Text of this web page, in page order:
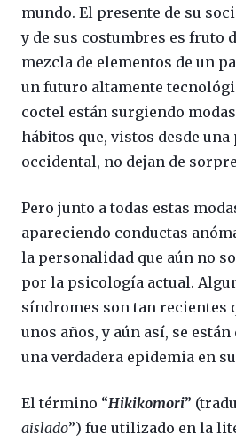
mundo. El presente de su
y de sus costumbres es fruto
mezcla de elementos de un
un futuro altamente
coctel están surgiendo
hábitos que, vistos desde
occidental, no dejan de
Pero junto a todas estas
apareciendo conductas
la personalidad que aún no
por la psicología actual.
síndromes son tan recientes
unos años, y aún así, se
una verdadera epidemia en
El término “Hikikomori”
aislado”) fue utilizado en la